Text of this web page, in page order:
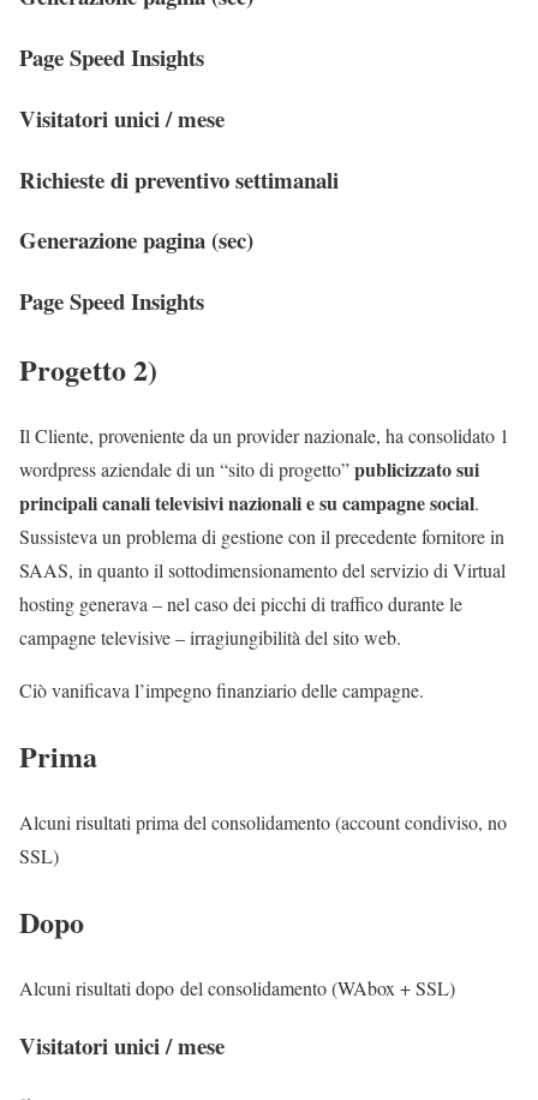
Page Speed Insights
Visitatori unici / mese
Richieste di preventivo settimanali
Generazione pagina (sec)
Page Speed Insights
Progetto 2)
Il Cliente, proveniente da un provider nazionale, ha consolidato 1
wordpress aziendale di un “sito di progetto”publicizzato sui
principali canali televisivi nazionali e su campagne social.
Sussisteva un problema di gestione con il precedente fornitore in
SAAS, in quanto il sottodimensionamento del servizio di Virtual
hosting generava – nel caso dei picchi di traffico durante le
campagne televisive – irragiungibilità del sito web.
Ciò vanificava l’impegno finanziario delle campagne.
Prima
Alcuni risultati prima del consolidamento (account condiviso, no
SSL)
Dopo
Alcuni risultati dopo del consolidamento (WAbox + SSL)
Visitatori unici / mese